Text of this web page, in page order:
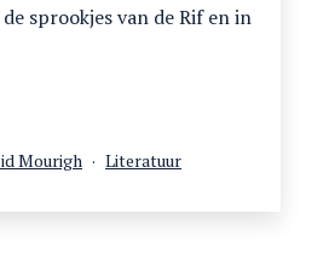
sprookjes van de Rif en in
Mourigh
Gecategoriseerd
Literatuur